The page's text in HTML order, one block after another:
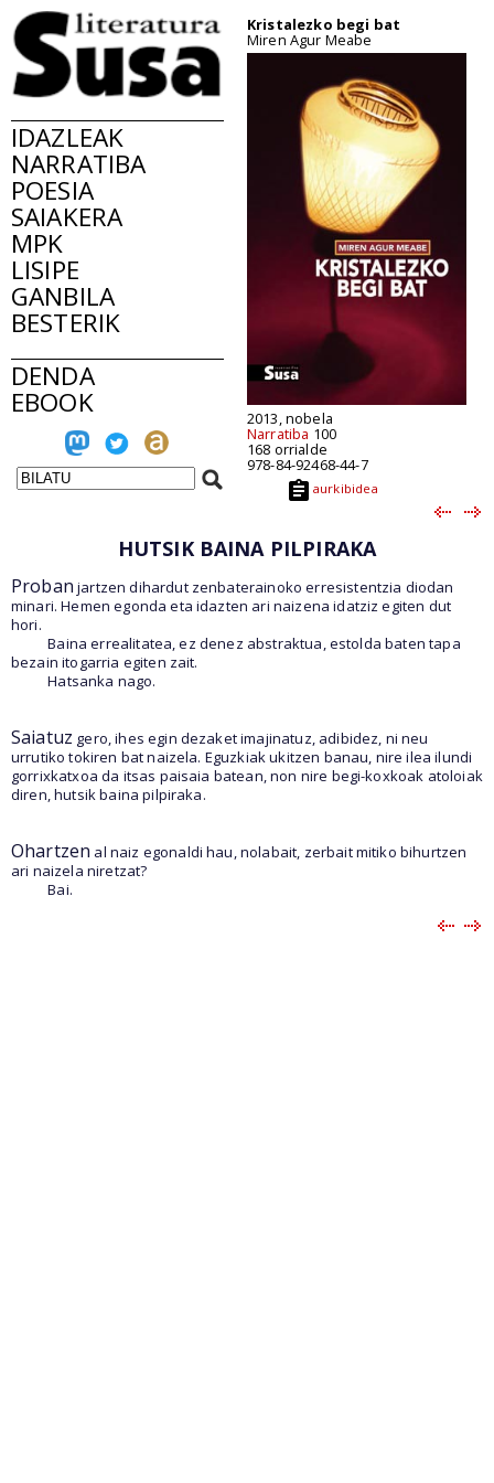
IDAZLEAK
NARRATIBA
POESIA
SAIAKERA
MPK
LISIPE
GANBILA
BESTERIK
DENDA
EBOOK
Kristalezko begi bat
Miren Agur Meabe
2013, nobela
Narratiba 100
168 orrialde
978-84-92468-44-7
aurkibidea
HUTSIK BAINA PILPIRAKA
Proban jartzen dihardut zenbaterainoko erresistentzia diodan
minari. Hemen egonda eta idazten ari naizena idatziz egiten dut
hori.
Baina errealitatea, ez denez abstraktua, estolda baten tapa
bezain itogarria egiten zait.
Hatsanka nago.
Saiatuz gero, ihes egin dezaket imajinatuz, adibidez, ni neu
urrutiko tokiren bat naizela. Eguzkiak ukitzen banau, nire ilea ilundi
gorrixkatxoa da itsas paisaia batean, non nire begi-koxkoak atoloiak
diren, hutsik baina pilpiraka.
Ohartzen al naiz egonaldi hau, nolabait, zerbait mitiko bihurtzen
ari naizela niretzat?
Bai.